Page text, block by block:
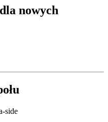
dla nowych
side